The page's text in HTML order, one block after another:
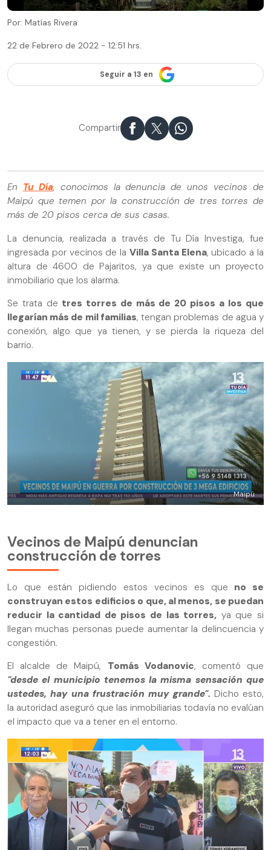
Por: Matías Rivera
22 de Febrero de 2022 - 12:51 hrs.
Seguir a 13 en
Compartir
En Tu Día, conocimos la denuncia de unos vecinos de
Maipú que temen por la construcción de tres torres de
más de 20 pisos cerca de sus casas.
La denuncia, realizada a través de Tu Día Investiga, fue
ingresada por vecinos de la Villa Santa Elena, ubicado a la
altura de 4600 de Pajaritos, ya que existe un proyecto
inmobiliario que los alarma.
Se trata de tres torres de más de 20 pisos a los que
llegarían más de mil familias, tengan problemas de agua y
conexión, algo que ya tienen, y se pierda la riqueza del
barrio.
Maipú
Vecinos de Maipú denuncian
construcción de torres
Lo que están pidiendo estos vecinos es que no se
construyan estos edificios o que, al menos, se puedan
reducir la cantidad de pisos de las torres, ya que si
llegan muchas personas puede aumentar la delincuencia y
congestión.
El alcalde de Maipú, Tomás Vodanovic, comentó que
"desde el municipio tenemos la misma sensación que
ustedes, hay una frustración muy grande". Dicho esto,
la autoridad aseguró que las inmobiliarias todavía no evalúan
el impacto que va a tener en el entorno.